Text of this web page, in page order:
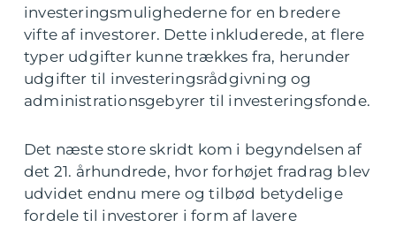
investeringsmulighederne for en bredere
vifte af investorer. Dette inkluderede, at flere
typer udgifter kunne trækkes fra, herunder
udgifter til investeringsrådgivning og
administrationsgebyrer til investeringsfonde.
Det næste store skridt kom i begyndelsen af
det 21. århundrede, hvor forhøjet fradrag blev
udvidet endnu mere og tilbød betydelige
fordele til investorer i form af lavere